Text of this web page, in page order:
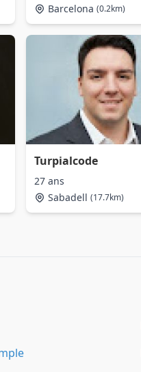
Barcelona (0.2km)
Turpialcode
27 ans
Sabadell (17.7km)